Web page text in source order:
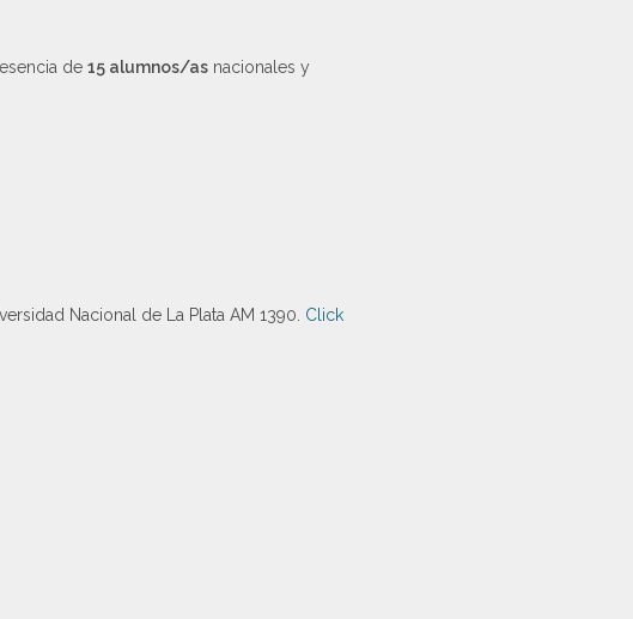
de 15 alumnos/as nacionales y
Nacional de La Plata AM 1390. Click